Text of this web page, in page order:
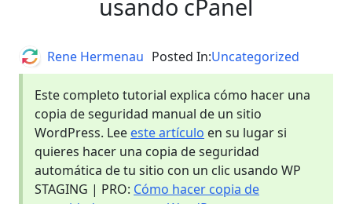
usando cPanel
Este completo tutorial explica cómo hacer una
copia de seguridad manual de un sitio
WordPress. Lee este artículo en su lugar si
quieres hacer una copia de seguridad
automática de tu sitio con un clic usando WP
STAGING | PRO: Cómo hacer copia de
AuthorRene Hermenau Posted In:Uncategorized